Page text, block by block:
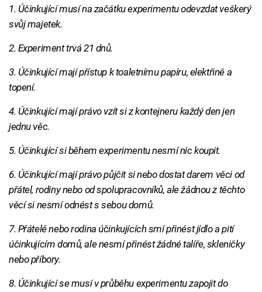
1. Účinkující musí na začátku experimentu odevzdat veškerý
svůj majetek.
2. Experiment trvá 21 dnů.
3. Účinkující mají přístup k toaletnímu papíru, elektřině a
topení.
4. Účinkující mají právo vzít si z kontejneru každý den jen
jednu věc.
5. Účinkující si během experimentu nesmí nic koupit.
6. Účinkující mají právo půjčit si nebo dostat darem věci od
přátel, rodiny nebo od spolupracovníků, ale žádnou z těchto
věcí si nesmí odnést s sebou domů.
7. Přátelé nebo rodina účinkujících smí přinést jídlo a pití
účinkujícím domů, ale nesmí přinést žádné talíře, skleničky
nebo příbory.
8. Účinkující se musí v průběhu experimentu zapojit do